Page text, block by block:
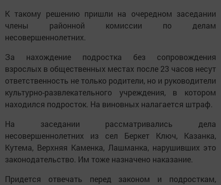
К такому решению пришли на очередном заседании
члены районной комиссии по делам
несовершеннолетних.
За нахождение подростка без сопровождения
взрослых в общественных местах после 23 часов несут
ответственность не только родители, но и руководители
культурно-развлекательного учреждения, в котором
находился подросток. На виновных налагается штраф.
На заседании рассматривались дела
несовершеннолетних из сел Беркет Ключ, Казанка,
Кутема, Верхняя Каменка, Лашманка, нарушивших это
законодательство. Им тоже назначено наказание.
Придется отвечать перед законом и подросткам,